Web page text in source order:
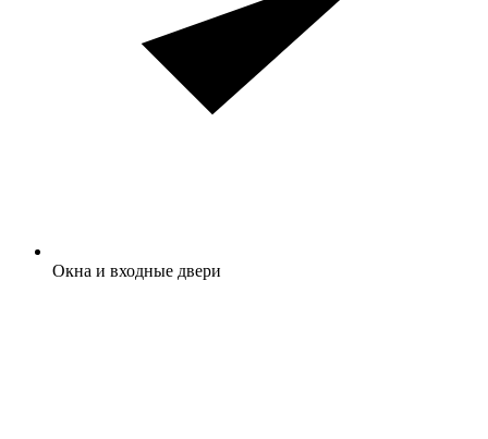
Окна и входные двери